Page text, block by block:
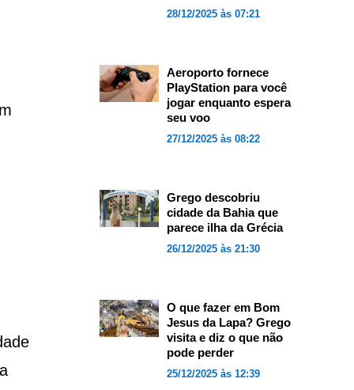
28/12/2025 às 07:21
Aeroporto fornece
PlayStation para você
jogar enquanto espera
seu voo
27/12/2025 às 08:22
Grego descobriu
cidade da Bahia que
parece ilha da Grécia
26/12/2025 às 21:30
O que fazer em Bom
Jesus da Lapa? Grego
visita e diz o que não
pode perder
25/12/2025 às 12:39